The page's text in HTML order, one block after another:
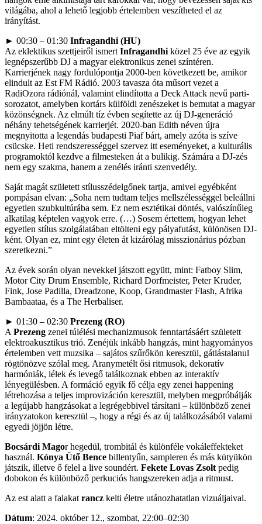
világába, ahol a lehető legjobb értelemben veszítheted el az
irányítást.
► 00:30 – 01:30 Infragandhi (HU)
Az eklektikus szettjeiről ismertInfragandhiközel 25 éve az egyik
legnépszerűbb DJ a magyar elektronikus zenei színtéren.
Karrierjének nagy fordulópontja 2000-ben következett be, amikor
elindult az Est FM Rádió. 2003 tavasza óta műsort vezet a
RadiOzora rádiónál, valamint elindította a Deck Attack nevű parti-
sorozatot, amelyben kortárs külföldi zenészeket is bemutat a magyar
közönségnek. Az elmúlt tíz évben segítette az új DJ-generáció
néhány tehetségének karrierjét. 2020-ban Edith néven újra
megnyitotta a legendás budapesti Piaf bárt, amely azóta is szíve
csücske. Heti rendszerességgel szervez itt eseményeket, a kulturális
programoktól kezdve a filmesteken át a bulikig. Számára a DJ-zés
nem egy szakma, hanem a zenélés iránti szenvedély.
Saját magát született stílusszédelgőnek tartja, amivel egyébként
pompásan elvan: „Soha nem tudtam teljes mellszélességgel beleállni
egyetlen szubkultúrába sem. Ez nem esztétikai döntés, valószínűleg
alkatilag képtelen vagyok erre. (…) Sosem értettem, hogyan lehet
egyetlen stílus szolgálatában eltölteni egy pályafutást, különösen DJ-
ként. Olyan ez, mint egy életen át kizárólag misszionárius pózban
szeretkezni.”
Az évek során olyan nevekkel játszott együtt, mint: Fatboy Slim,
Motor City Drum Ensemble, Richard Dorfmeister, Peter Kruder,
Fink, Jose Padilla, Dreadzone, Koop, Grandmaster Flash, Afrika
Bambaataa, és a The Herbaliser.
► 01:30 – 02:30 Prezeng (RO)
APrezeng zenei túlélési mechanizmusok fenntartásáért született
elektroakusztikus trió. Zenéjük inkább hangzás, mint hagyományos
értelemben vett muzsika – sajátos szűrőkön keresztül, gátlástalanul
rögtönözve szólal meg. Aranymetélt ősi ritmusok, dekoratív
harmóniák, lélek és levegő találkoznak ebben az interaktív
lényegülésben. A formáció egyik fő célja egy zenei happening
létrehozása a teljes improvizáción keresztül, melyben megpróbálják
a legújabb hangzásokat a legrégebbivel társítani – különböző zenei
irányzatokon keresztül –, hogy a régi és az új találkozásából valami
egyedi jöjjön létre.
Bocsárdi Magor hegedül, trombitál és különféle vokáleffekteket
használ. Kónya Ütő Bence billentyűn, sampleren és más kütyükön
játszik, illetve ő felel a live soundért. Fekete Lovas Zsoltpedig
dobokon és különböző perkuciós hangszereken adja a ritmust.
Az est alatt a falakatrancz kelti életre utánozhatatlan vizuáljaival.
Dátum: 2024. október 12., szombat, 22:00–02:30